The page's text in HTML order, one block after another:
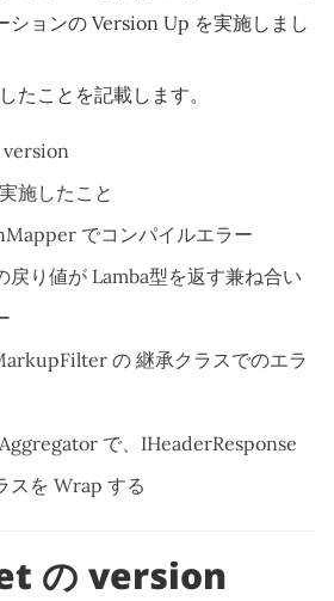
ションの Version Up を実施しまし
たことを記載します。
施したこと
でコンパイルエラー
戻り値が Lamba型を返す兼ね合い
の 継承クラスでのエラ
で、IHeaderResponse
スを Wrap する
の version